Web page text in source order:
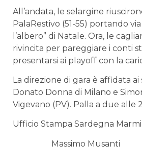
All’andata, le selargine
PalaRestivo (51-55) portando
l’albero” di Natale. Ora, le
rivincita per pareggiare i conti
presentarsi ai playoff con la
La direzione di gara è affidata ai
Donato Donna di Milano e
Vigevano (PV). Palla a due alle
Ufficio Stampa Sardegna
Massimo Musanti